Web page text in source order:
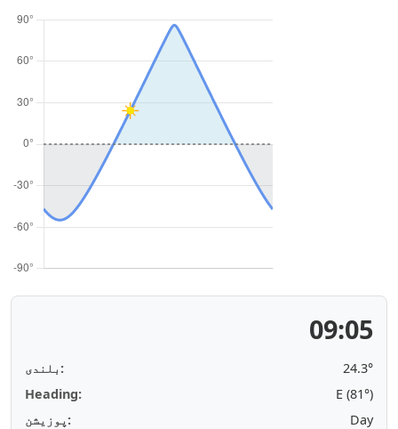
09:05
بلندی:
24.3°
Heading:
E (81°)
پوزیشن:
Day